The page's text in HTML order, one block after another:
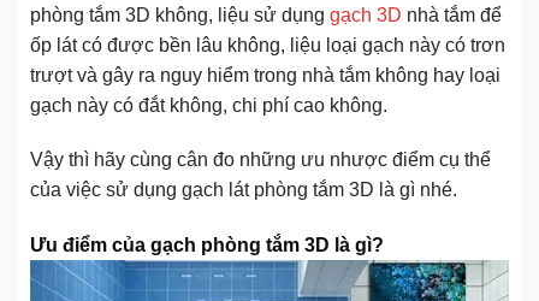
phòng tắm 3D không, liệu sử dụng gạch 3D nhà tắm để
ốp lát có được bền lâu không, liệu loại gạch này có trơn
trượt và gây ra nguy hiểm trong nhà tắm không hay loại
gạch này có đắt không, chi phí cao không.
Vậy thì hãy cùng cân đo những ưu nhược điểm cụ thể
của việc sử dụng gạch lát phòng tắm 3D là gì nhé.
Ưu điểm của gạch phòng tắm 3D là gì?